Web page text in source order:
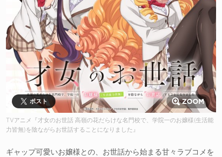
ポスト
TVアニメ『才女のお世話 高嶺の花だらけな名門校で、学院一のお嬢様(生活能
力皆無)を陰ながらお世話することになりました』
ギャップ可愛いお嬢様との、お世話から始まる甘々ラブコメを